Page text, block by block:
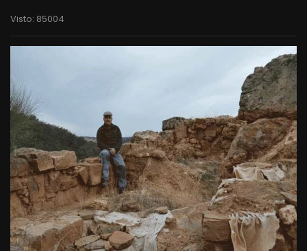
Visto: 85004